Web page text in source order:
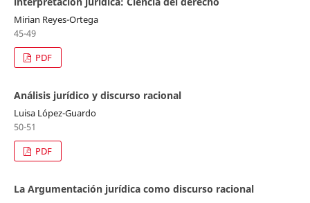
Mirian Reyes-Ortega
45-49
PDF
Análisis jurídico y discurso racional
Luisa López-Guardo
50-51
PDF
La Argumentación jurídica como discurso racional